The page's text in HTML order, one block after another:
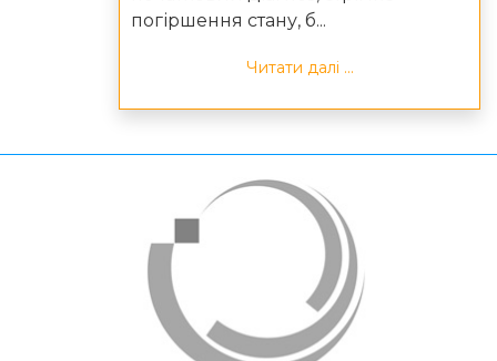
погіршення стану, б...
Читати далі ...